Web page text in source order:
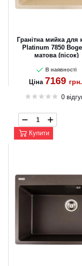
Гранітна мийка для
Platinum 7850
матова (пісок)
В наявності
Ціна 7169 грн.
0
Купити